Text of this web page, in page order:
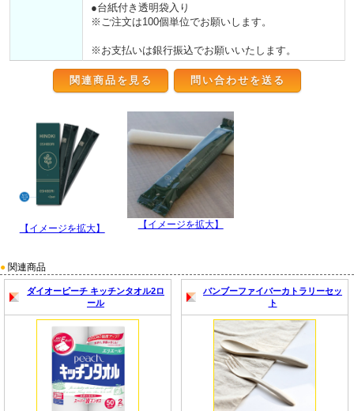
●台紙付き透明袋入り
※ご注文は100個単位でお願いします。
※お支払いは銀行振込でお願いいたします。
関連商品を見る
【イメージを拡大】 【イメージを拡大】
● 関連商品
ダイオーピーチ キッチンタオル2ロ
ール
バンブーファイバーカトラリーセッ
ト